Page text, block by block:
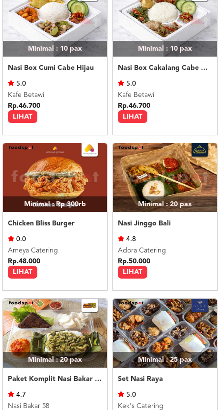
Minimal : 10pax
Nasi Box Cumi Cabe Hijau
LIHAT
5.0
Kafe Betawi
Rp.46.700
Minimal : 10pax
Nasi Box Cakalang Cabe Hijau
LIHAT
5.0
Kafe Betawi
Rp.46.700
Minimal : Rp 300rb
Chicken Bliss Burger
LIHAT
0.0
Ameya Catering
Rp.48.000
Minimal : 20pax
Nasi Jinggo Bali
LIHAT
4.8
Adora Catering
Rp.50.000
Minimal : 20pax
Paket Komplit Nasi Bakar Ayam Cabe Ijo
4.7
Nasi Bakar 58
Minimal : 25pax
Set Nasi Raya
5.0
Kek's Catering